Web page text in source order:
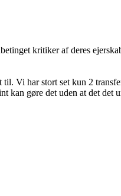
kritiker af deres
Vi har stort set kun 2
kan gøre det uden at det det